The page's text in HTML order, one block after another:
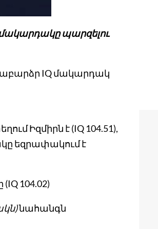
մակարդակը պարզելու
IQ մակարդակ
Իզմիրն է (IQ 104.51),
եզրափակում է
104.02)
նահանգն